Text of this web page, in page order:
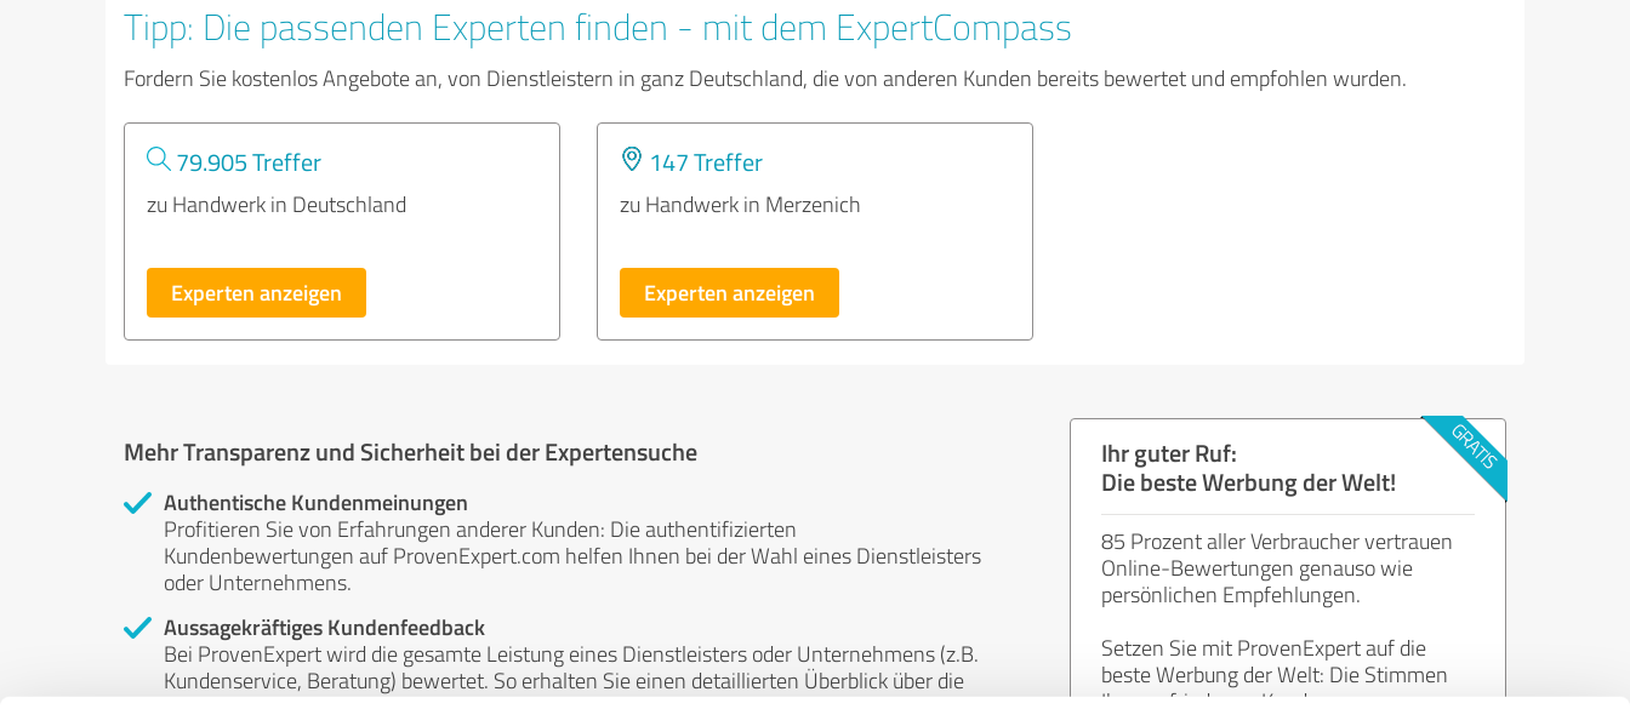
Tipp: Die passenden Experten finden - mit dem ExpertCompass
Fordern Sie kostenlos Angebote an, von Dienstleistern in ganz Deutschland, die von anderen Kunden bereits bewertet und empfohlen wurden.
79.905 Treffer
zu Handwerk in Deutschland
Experten anzeigen
147 Treffer
zu Handwerk in Merzenich
Experten anzeigen
Mehr Transparenz und Sicherheit bei der Expertensuche
Authentische Kundenmeinungen
Profitieren Sie von Erfahrungen anderer Kunden: Die authentifizierten
Kundenbewertungen auf ProvenExpert.com helfen Ihnen bei der Wahl eines Dienstleisters
oder Unternehmens.
Aussagekräftiges Kundenfeedback
Bei ProvenExpert wird die gesamte Leistung eines Dienstleisters oder Unternehmens (z.B.
Kundenservice, Beratung) bewertet. So erhalten Sie einen detaillierten Überblick über die
Ihr guter Ruf:
Die beste Werbung der Welt!
85 Prozent aller Verbraucher vertrauen
Online-Bewertungen genauso wie
persönlichen Empfehlungen.
Setzen Sie mit ProvenExpert auf die
beste Werbung der Welt: Die Stimmen
Ihrer zufriedenen Kunden.